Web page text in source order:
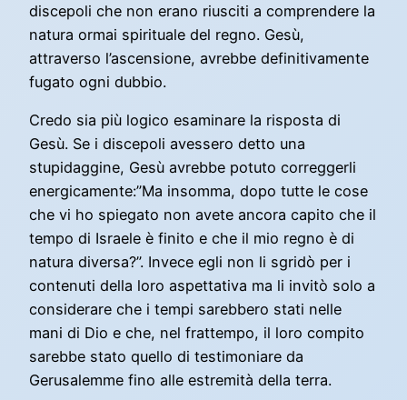
discepoli che non erano riusciti a comprendere la
natura ormai spirituale del regno. Gesù,
attraverso l’ascensione, avrebbe definitivamente
fugato ogni dubbio.
Credo sia più logico esaminare la risposta di
Gesù. Se i discepoli avessero detto una
stupidaggine, Gesù avrebbe potuto correggerli
energicamente:”Ma insomma, dopo tutte le cose
che vi ho spiegato non avete ancora capito che il
tempo di Israele è finito e che il mio regno è di
natura diversa?”. Invece egli non li sgridò per i
contenuti della loro aspettativa ma li invitò solo a
considerare che i tempi sarebbero stati nelle
mani di Dio e che, nel frattempo, il loro compito
sarebbe stato quello di testimoniare da
Gerusalemme fino alle estremità della terra.